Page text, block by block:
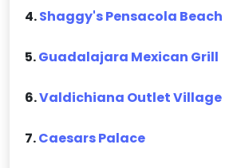
4.Shaggy's Pensacola Beach
5.Guadalajara Mexican Grill
6.Valdichiana Outlet Village
7.Caesars Palace